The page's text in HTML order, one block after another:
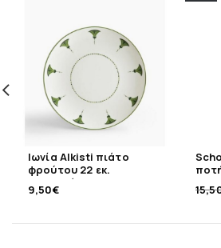
Ιωνία Alkisti πιάτο
φρούτου 22 εκ.
πορσελάνης
9,50€